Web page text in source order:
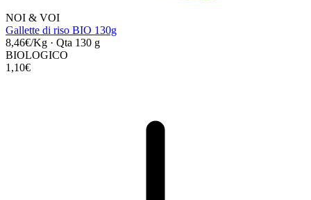
NOI & VOI
Gallette di riso BIO 130g
8,46€/Kg · Qta 130 g
BIOLOGICO
1,10€